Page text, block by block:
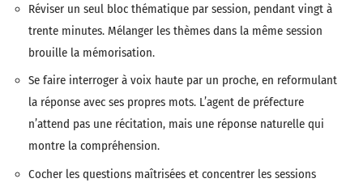
Réviser un seul bloc thématique par session, pendant vingt à
trente minutes. Mélanger les thèmes dans la même session
brouille la mémorisation.
Se faire interroger à voix haute par un proche, en reformulant
la réponse avec ses propres mots. L’agent de préfecture
n’attend pas une récitation, mais une réponse naturelle qui
montre la compréhension.
Cocher les questions maîtrisées et concentrer les sessions